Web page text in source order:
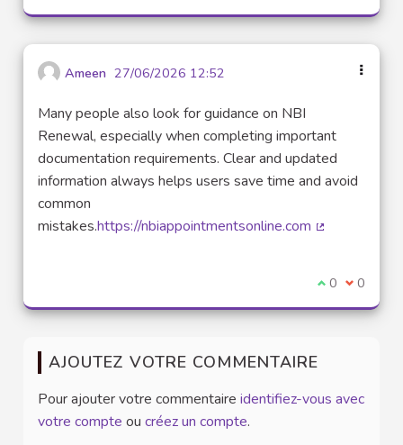
Ameen 27/06/2026 12:52
Many people also look for guidance on NBI
Renewal, especially when completing important
documentation requirements. Clear and updated
information always helps users save time and avoid
common
mistakes.https://nbiappointmentsonline.com
Je suis
0 Je ne
0
AJOUTEZ VOTRE COMMENTAIRE
Pour ajouter votre commentaire identifiez-vous avec
votre compte ou créez un compte.